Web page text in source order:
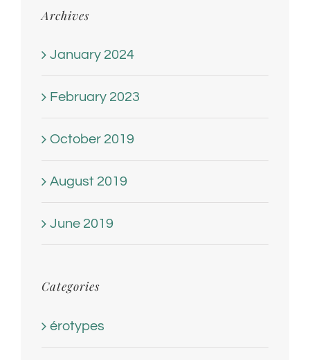
Archives
January 2024
February 2023
October 2019
August 2019
June 2019
Categories
érotypes